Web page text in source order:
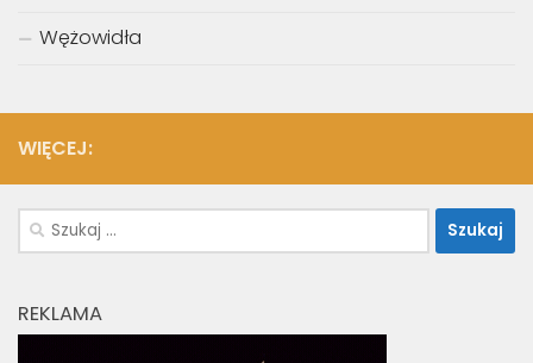
Wężowidła
WIĘCEJ:
Szukaj:
REKLAMA